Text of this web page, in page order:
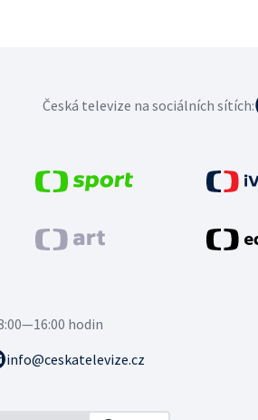
hodin
info@ceskatelevize.cz
Česká televize na sociálních sítích: